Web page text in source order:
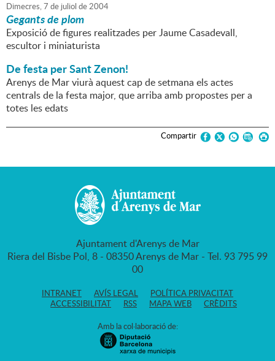
Dimecres,7 de juliol de2004
Gegants de plom
Exposició de figures realitzades per Jaume Casadevall,
escultor i miniaturista
De festa per Sant Zenon!
Arenys de Mar viurà aquest cap de setmana els actes
centrals de la festa major, que arriba amb propostes per a
totes les edats
Compartir
Ajuntament d'Arenys de Mar
Riera del Bisbe Pol, 8 - 08350 Arenys de Mar - Tel. 93 795 99
00
INTRANET AVÍS LEGAL
POLÍTICA PRIVACITAT
ACCESSIBILITAT
RSS MAPA WEB CRÈDITS
Amb la col·laboració de: